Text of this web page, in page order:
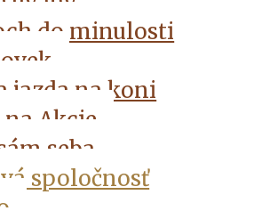
do minulosti
jazda na koni
Akcie
seba
spoločnosť